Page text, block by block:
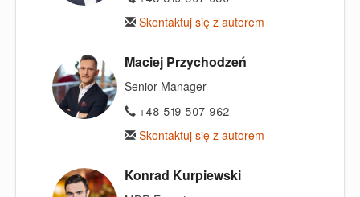
Skontaktuj się z autorem
Maciej Przychodzeń
Senior Manager
+48 519 507 962
Skontaktuj się z autorem
Konrad Kurpiewski